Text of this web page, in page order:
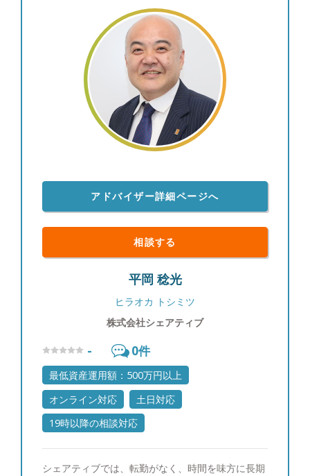
アドバイザー詳細ページへ
相談する
平岡 稔光
ヒラオカ トシミツ
株式会社シェアティブ
- 0件
最低資産運用額：500万円以上
オンライン対応
土日対応
19時以降の相談対応
シェアティブでは、転勤がなく、時間を味方に長期